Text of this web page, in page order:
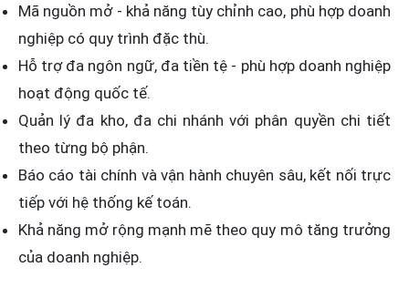
Mã nguồn mở - khả năng tùy chỉnh cao, phù hợp doanh
nghiệp có quy trình đặc thù.
Hỗ trợ đa ngôn ngữ, đa tiền tệ - phù hợp doanh nghiệp
hoạt động quốc tế.
Quản lý đa kho, đa chi nhánh với phân quyền chi tiết
theo từng bộ phận.
Báo cáo tài chính và vận hành chuyên sâu, kết nối trực
tiếp với hệ thống kế toán.
Khả năng mở rộng mạnh mẽ theo quy mô tăng trưởng
của doanh nghiệp.